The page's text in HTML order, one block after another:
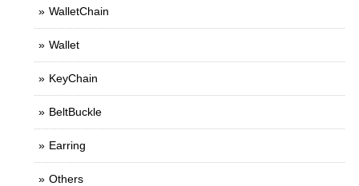
WalletChain
Wallet
KeyChain
BeltBuckle
Earring
Others